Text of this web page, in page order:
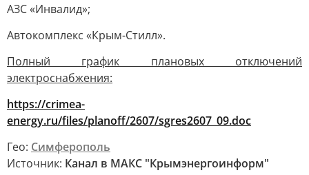
АЗС «Инвалид»;
Автокомплекс «Крым-Стилл».
Полный график плановых отключений
электроснабжения:
https://crimea-
energy.ru/files/planoff/2607/sgres2607_09.doc
Гео: Симферополь
Источник: Канал в МАКС "Крымэнергоинформ"